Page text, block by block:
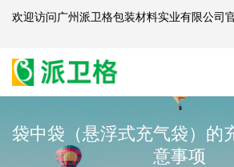
袋中袋（悬浮式充气袋）的
意事项
欢迎访问广州派卫格包装材料实业有限公司